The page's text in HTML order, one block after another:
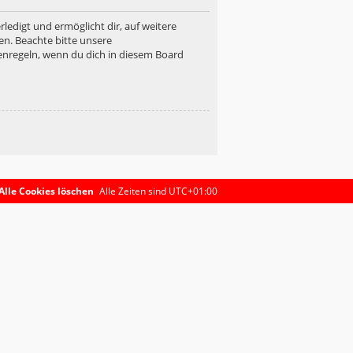
und ermöglicht dir, auf weitere
Beachte bitte unsere
wenn du dich in diesem Board
Alle Zeiten sind UTC+01:00
Cookies löschen